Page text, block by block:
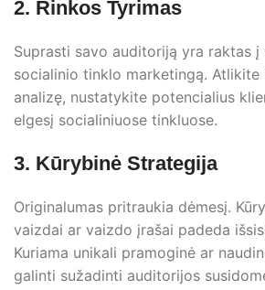
2. Rinkos Tyrimas
Suprasti savo auditoriją yra raktas į
socialinio tinklo marketingą. Atlikite
analizę, nustatykite potencialius
elgesį socialiniuose tinkluose.
3. Kūrybinė Strategija
Originalumas pritraukia dėmesį.
vaizdai ar vaizdo įrašai padeda
Kuriama unikali pramoginė ar
galinti sužadinti auditorijos